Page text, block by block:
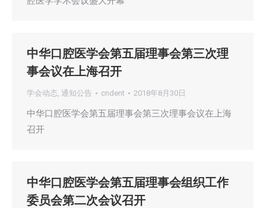
中华口腔医学会第五届理事会第三次理
事会议在上海召开
学会动态, 通知公告 cndent 2018年8月30日
中华口腔医学会第五届理事会第三次理事会议在上海
召开
中华口腔医学会第五届理事会组织工作
委员会第二次会议召开